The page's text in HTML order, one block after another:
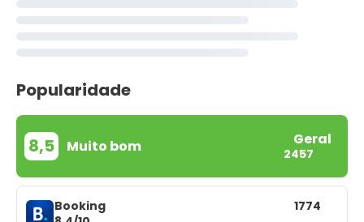
Popularidade
8,5 Muito bom Geral
2457
Booking
1774